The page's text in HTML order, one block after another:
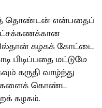
தொண்டன் என்பதைப்
கழகக் கோட்டை
பிடிப்பதை மட்டுமே
கருதி வாழ்ந்து
கொண்ட
கழகம்.